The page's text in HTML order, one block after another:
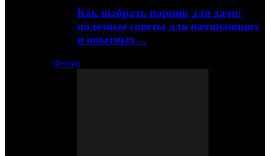
Как выбрать парник для дачи:
полезные советы для начинающих
и опытных…
Ферма